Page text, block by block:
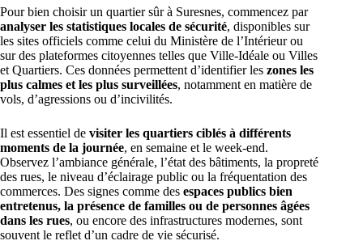
Pour bien choisir un quartier sûr à Suresnes, commencez par
analyser les statistiques locales de sécurité, disponibles sur
les sites officiels comme celui du Ministère de l’Intérieur ou
sur des plateformes citoyennes telles que Ville-Idéale ou Villes
et Quartiers. Ces données permettent d’identifier les zones les
plus calmes et les plus surveillées, notamment en matière de
vols, d’agressions ou d’incivilités.
Il est essentiel de visiter les quartiers ciblés à différents
moments de la journée, en semaine et le week-end.
Observez l’ambiance générale, l’état des bâtiments, la propreté
des rues, le niveau d’éclairage public ou la fréquentation des
commerces. Des signes comme des espaces publics bien
entretenus, la présence de familles ou de personnes âgées
dans les rues, ou encore des infrastructures modernes, sont
souvent le reflet d’un cadre de vie sécurisé.